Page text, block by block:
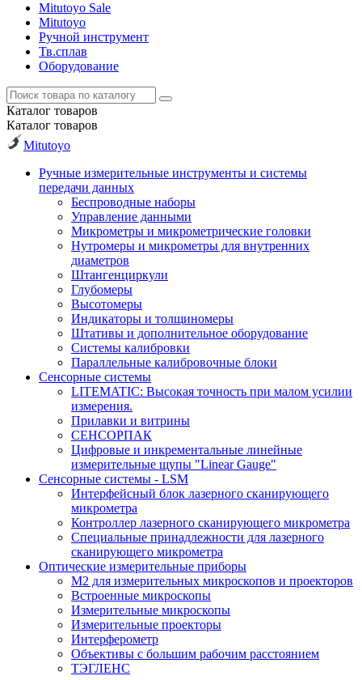
Mitutoyo Sale
Mitutoyo
Ручной инструмент
Тв.сплав
Оборудование
Каталог товаров
Каталог товаров
Mitutoyo
Ручные измерительные инструменты и системы
передачи данных
Беспроводные наборы
Управление данными
Микрометры и микрометрические головки
Нутромеры и микрометры для внутренних
диаметров
Штангенциркули
Глубомеры
Высотомеры
Индикаторы и толщиномеры
Штативы и дополнительное оборудование
Системы калибровки
Параллельные калибровочные блоки
Сенсорные системы
LITEMATIC: Высокая точность при малом усилии
измерения.
Прилавки и витрины
СЕНСОРПАК
Цифровые и инкрементальные линейные
измерительные щупы "Linear Gauge"
Сенсорные системы - LSM
Интерфейсный блок лазерного сканирующего
микрометра
Контроллер лазерного сканирующего микрометра
Специальные принадлежности для лазерного
сканирующего микрометра
Оптические измерительные приборы
M2 для измерительных микроскопов и проекторов
Встроенные микроскопы
Измерительные микроскопы
Измерительные проекторы
Интерферометр
Объективы с большим рабочим расстоянием
ТЭГЛЕНС